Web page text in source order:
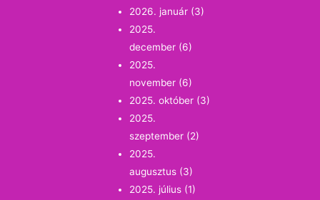
2026. január (3)
2025.
december (6)
2025.
november (6)
2025. október (3)
2025.
szeptember (2)
2025.
augusztus (3)
2025. július (1)